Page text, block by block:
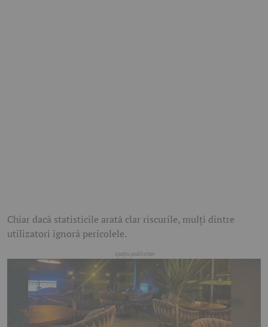
Chiar dacă statisticile arată clar riscurile, mulți dintre
utilizatori ignoră pericolele.